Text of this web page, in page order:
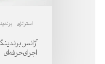
استراتژی
حرفه‌ایآژانس
اجرای حرفه‌ای